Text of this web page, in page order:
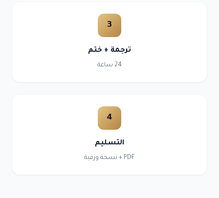
3
ترجمة + ختم
24 ساعة
4
التسليم
PDF + نسخة ورقية